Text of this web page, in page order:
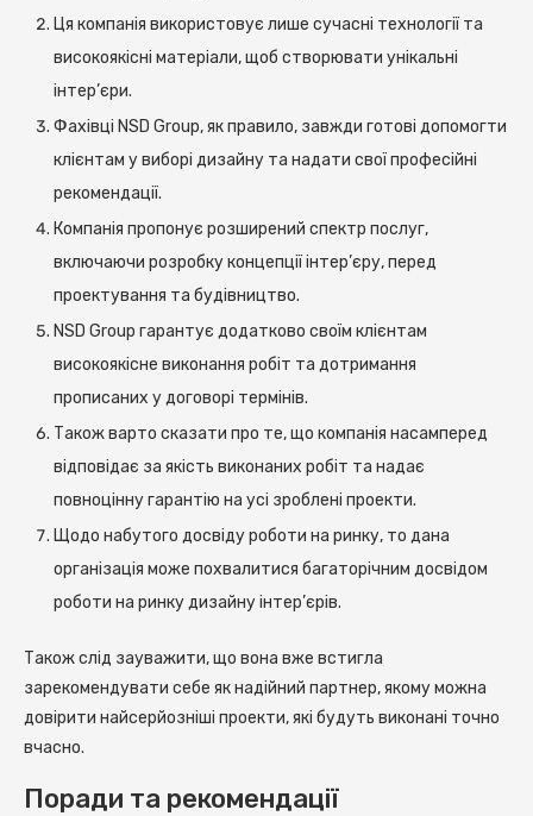
Ця компанія використовує лише сучасні технології та
високоякісні матеріали, щоб створювати унікальні
інтер’єри.
Фахівці NSD Group, як правило, завжди готові допомогти
клієнтам у виборі дизайну та надати свої професійні
рекомендації.
Компанія пропонує розширений спектр послуг,
включаючи розробку концепції інтер’єру, перед
проектування та будівництво.
NSD Group гарантує додатково своїм клієнтам
високоякісне виконання робіт та дотримання
прописаних у договорі термінів.
Також варто сказати про те, що компанія насамперед
відповідає за якість виконаних робіт та надає
повноцінну гарантію на усі зроблені проекти.
Щодо набутого досвіду роботи на ринку, то дана
організація може похвалитися багаторічним досвідом
роботи на ринку дизайну інтер’єрів.
Також слід зауважити, що вона вже встигла
зарекомендувати себе як надійний партнер, якому можна
довірити найсерйозніші проекти, які будуть виконані точно
вчасно.
Поради та рекомендації